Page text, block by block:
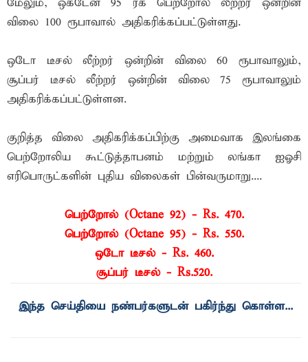
மேலும், ஒக்டேன் 95 ரக பெற்றோல் லீற்றர் ஒன்றின்
விலை 100 ரூபாவால் அதிகரிக்கப்பட்டுள்ளது.
ஒடோ டீசல் லீற்றர் ஒன்றின் விலை 60 ரூபாவாலும்,
சூப்பர் டீசல் லீற்றர் ஒன்றின் விலை 75 ரூபாவாலும்
அதிகரிக்கப்பட்டுள்ளன.
குறித்த விலை அதிகரிக்கப்பிற்கு அமைவாக இலங்கை
பெற்றோலிய கூட்டுத்தாபனம் மற்றும் லங்கா ஐஓசி
எரிபொருட்களின் புதிய விலைகள் பின்வருமாறு....
பெற்றோல் (Octane 92) - Rs. 470.
பெற்றோல் (Octane 95) - Rs. 550.
ஒடோ டீசல் - Rs. 460.
சூப்பர் டீசல் - Rs.520.